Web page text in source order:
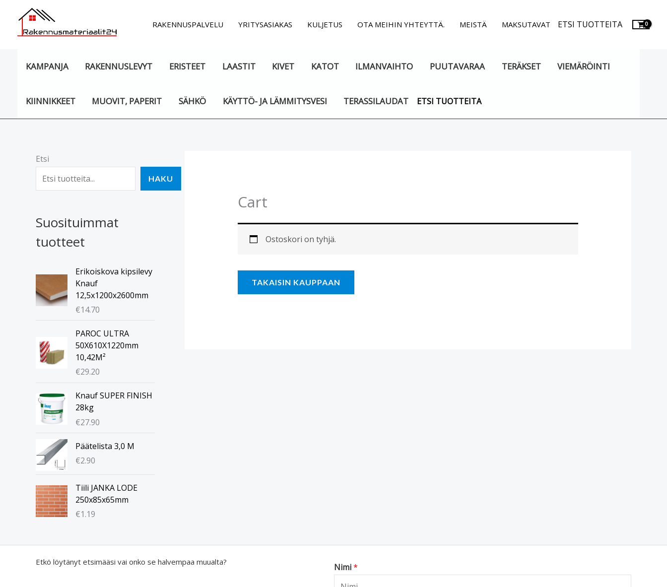
sisältöön
RAKENNUSPALVELU YRITYSASIAKAS KULJETUS OTA MEIHIN YHTEYTTÄ. MEISTÄ MAKSUTAVAT ETSI TUOTTEITA
KAMPANJA RAKENNUSLEVYT ERISTEET LAASTIT KIVET KATOT ILMANVAIHTO PUUTAVARAA TERÄKSET VIEMÄRÖINTI
KIINNIKKEET MUOVIT, PAPERIT SÄHKÖ KÄYTTÖ- JA LÄMMITYSVESI TERASSILAUDAT ETSI TUOTTEITA
Etsi
HAKU
Suosituimmat
tuotteet
Erikoiskova kipsilevy
Knauf
12,5x1200x2600mm
€14.70
PAROC ULTRA
50X610X1220mm
10,42M²
€29.20
Knauf SUPER FINISH
28kg
€27.90
Päätelista 3,0 M
€2.90
Tiili JANKA LODE
250x85x65mm
€1.19
Cart
Ostoskori on tyhjä.
TAKAISIN KAUPPAAN
Etkö löytänyt etsimääsi vai onko se halvempaa muualta? Nimi*